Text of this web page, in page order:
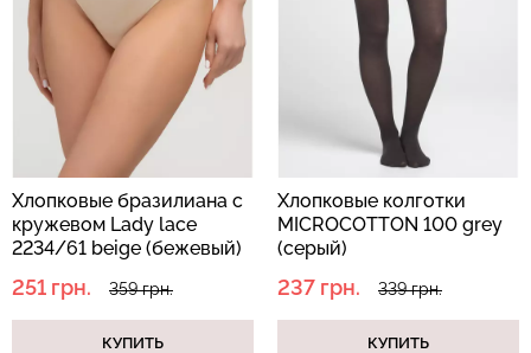
Хлопковые бразилиана с
кружевом Lady lace
2234/61 beige (бежевый)
251 грн. 359 грн.
КУПИТЬ
Хлопковые колготки
MICROCOTTON 100 grey
(серый)
237 грн. 339 грн.
КУПИТЬ